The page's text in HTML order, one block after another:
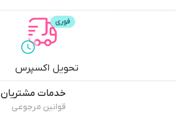
تحویل اکسپرس
خدمات مشتریان
قوانین مرجوعی